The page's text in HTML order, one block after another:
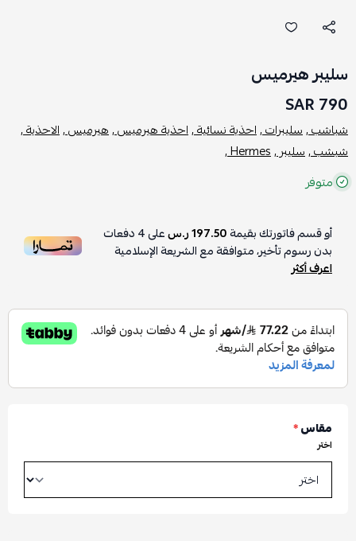
سليبر هيرميس
790 SAR
شباشب ,سليبرات ,احذية نسائية ,احذية هيرميس ,هيرميس ,الاحذية ,
شبشب ,سليبر ,Hermes ,
متوفر
أو قسم فاتورتك بقيمة197.50 ر.س على4دفعات
بدون رسوم تأخير، متوافقة مع الشريعة الإسلامية
اعرف أكثر
مقاس*
اختر